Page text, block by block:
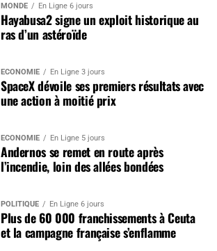
MONDE En Ligne 6 jours
Hayabusa2 signe un exploit historique au
ras d’un astéroïde
ÉCONOMIE En Ligne 3 jours
SpaceX dévoile ses premiers résultats avec
une action à moitié prix
ÉCONOMIE En Ligne 5 jours
Andernos se remet en route après
l’incendie, loin des allées bondées
POLITIQUE En Ligne 6 jours
Plus de 60 000 franchissements à Ceuta
et la campagne française s’enflamme